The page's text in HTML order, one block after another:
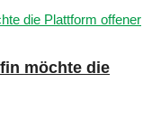
möchte die